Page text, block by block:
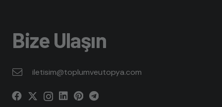
Bize Ulaşın
iletisim@toplumveutopya.com